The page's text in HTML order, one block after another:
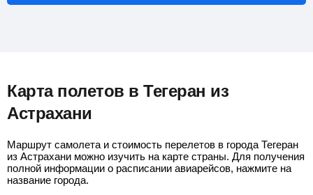
Карта полетов в Тегеран из
Астрахани
Маршрут самолета и стоимость перелетов в города Тегеран
из Астрахани можно изучить на карте страны. Для получения
полной информации о расписании авиарейсов, нажмите на
название города.